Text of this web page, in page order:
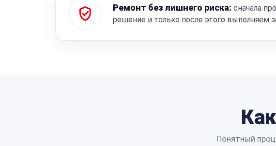
Ремонт без лишнего риска: сначала
решение и только после этого выполняем
Понятный